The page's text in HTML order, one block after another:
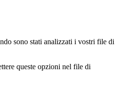
sono stati analizzati i vostri file di
queste opzioni nel file di